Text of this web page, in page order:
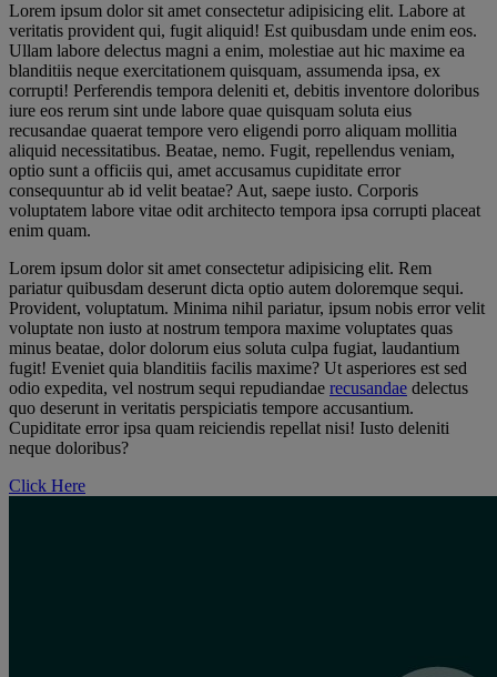
Lorem ipsum dolor sit amet consectetur adipisicing elit. Labore at
veritatis provident qui, fugit aliquid! Est quibusdam unde enim eos.
Ullam labore delectus magni a enim, molestiae aut hic maxime ea
blanditiis neque exercitationem quisquam, assumenda ipsa, ex
corrupti! Perferendis tempora deleniti et, debitis inventore doloribus
iure eos rerum sint unde labore quae quisquam soluta eius
recusandae quaerat tempore vero eligendi porro aliquam mollitia
aliquid necessitatibus. Beatae, nemo. Fugit, repellendus veniam,
optio sunt a officiis qui, amet accusamus cupiditate error
consequuntur ab id velit beatae? Aut, saepe iusto. Corporis
voluptatem labore vitae odit architecto tempora ipsa corrupti placeat
enim quam.
Lorem ipsum dolor sit amet consectetur adipisicing elit. Rem
pariatur quibusdam deserunt dicta optio autem doloremque sequi.
Provident, voluptatum. Minima nihil pariatur, ipsum nobis error velit
voluptate non iusto at nostrum tempora maxime voluptates quas
minus beatae, dolor dolorum eius soluta culpa fugiat, laudantium
fugit! Eveniet quia blanditiis facilis maxime? Ut asperiores est sed
odio expedita, vel nostrum sequi repudiandae recusandae delectus
quo deserunt in veritatis perspiciatis tempore accusantium.
Cupiditate error ipsa quam reiciendis repellat nisi! Iusto deleniti
neque doloribus?
Click Here